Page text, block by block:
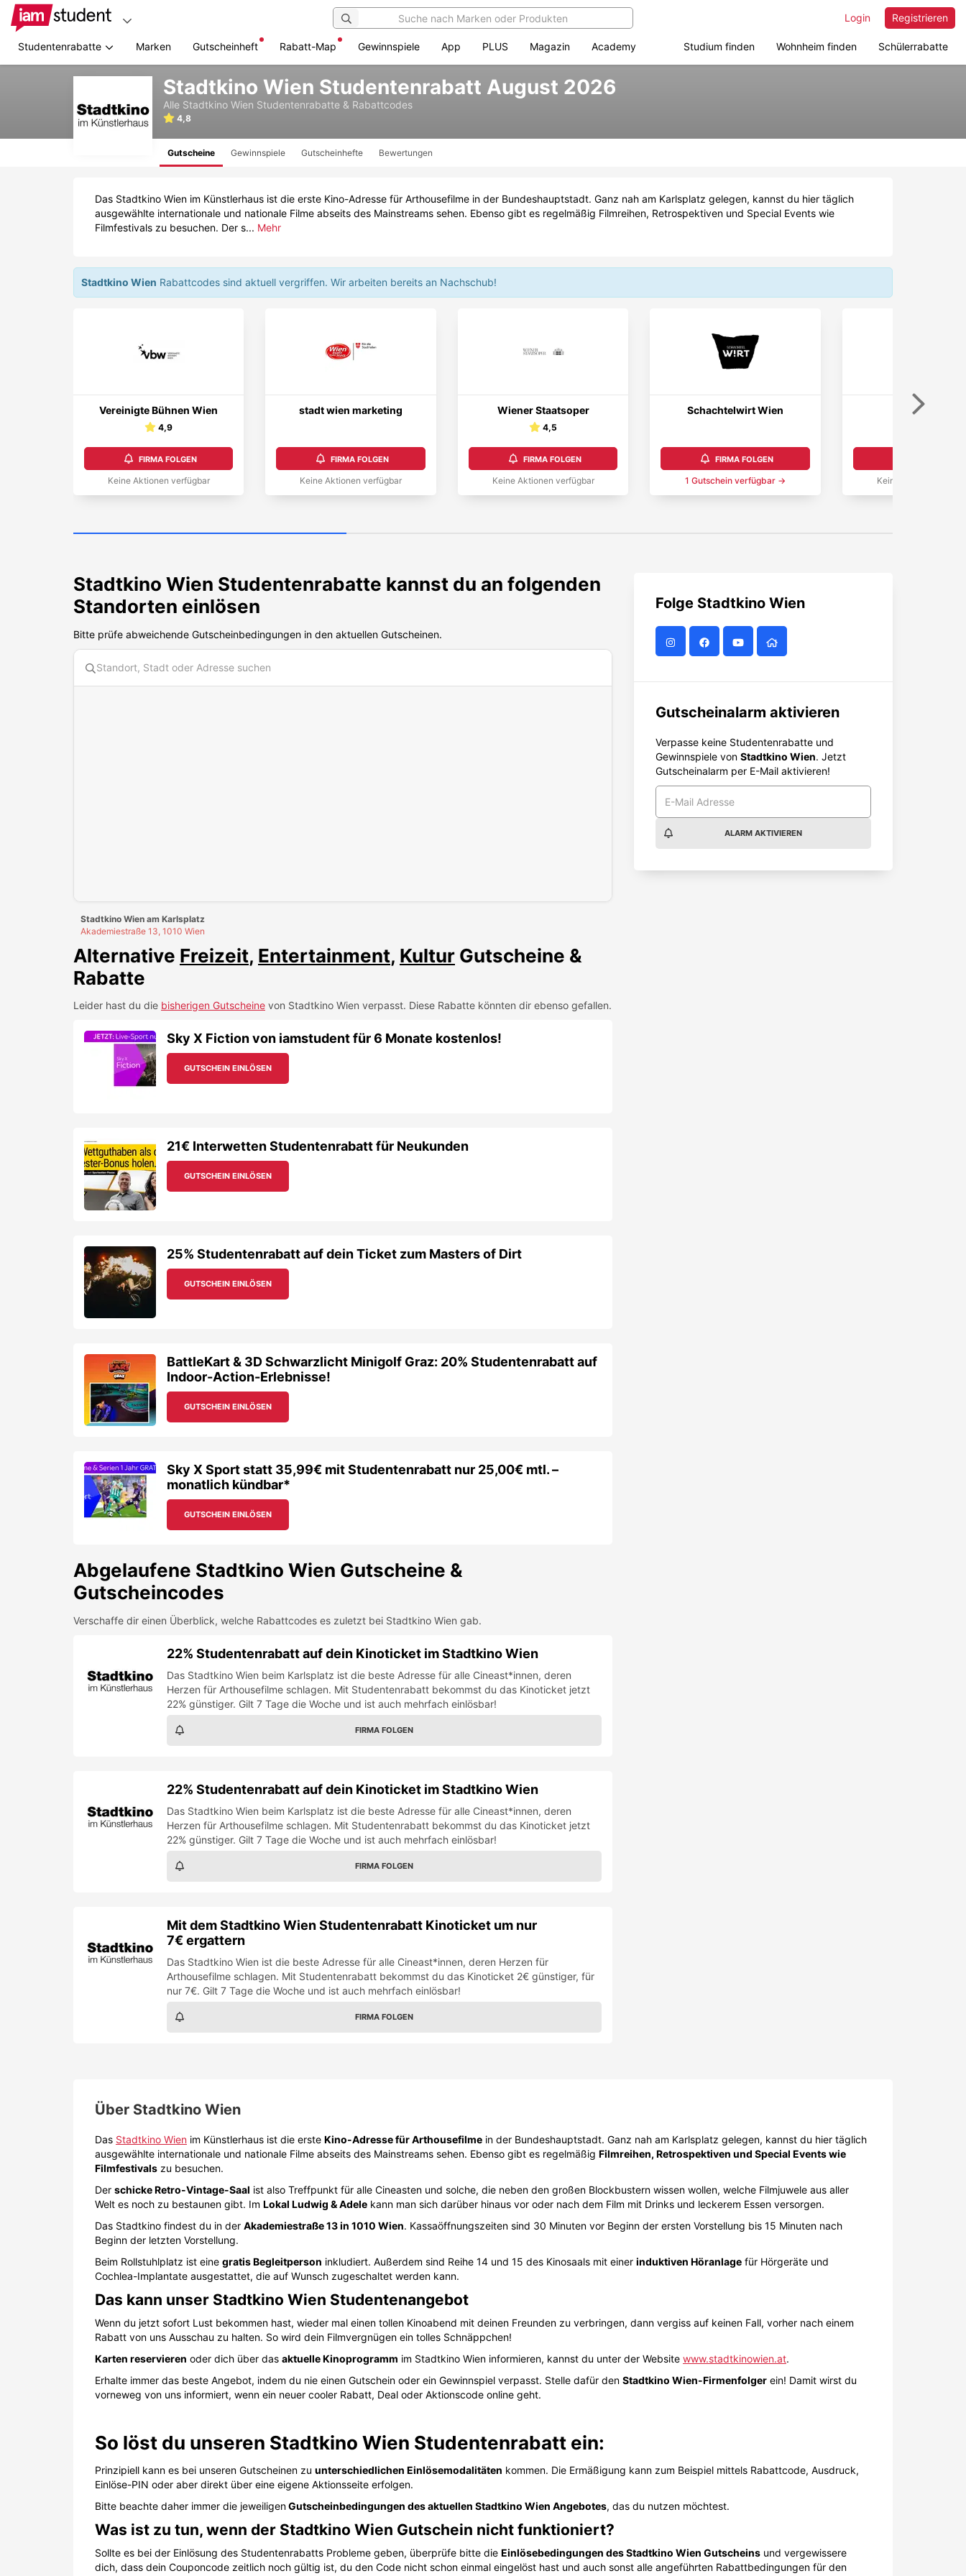
Registrieren
Login
Studentenrabatte Marken Gutscheinheft Rabatt-Map Gewinnspiele App PLUS Magazin Academy Studium finden Wohnheim finden Schülerrabatte
Stadtkino Wien Studentenrabatt August 2026
Alle Stadtkino Wien Studentenrabatte & Rabattcodes
4,8
Gutscheine Gewinnspiele Gutscheinhefte Bewertungen
Das Stadtkino Wien im Künstlerhaus ist die erste Kino-Adresse für Arthousefilme in der Bundeshauptstadt. Ganz nah am Karlsplatz gelegen, kannst du hier täglich
ausgewählte internationale und nationale Filme abseits des Mainstreams sehen. Ebenso gibt es regelmäßig Filmreihen, Retrospektiven und Special Events wie
Filmfestivals zu besuchen. Der s... Mehr
Stadtkino Wien Rabattcodes sind aktuell vergriffen. Wir arbeiten bereits an Nachschub!
Vereinigte Bühnen Wien
4,9
FIRMA FOLGEN
Keine Aktionen verfügbar
stadt wien marketing
FIRMA FOLGEN
Keine Aktionen verfügbar
Wiener Staatsoper
4,5
FIRMA FOLGEN
Keine Aktionen verfügbar
Schachtelwirt Wien
FIRMA FOLGEN
1Gutschein verfügbar →
Wiener Wiesn
Keine Aktionen
Stadtkino Wien Studentenrabatte kannst du an folgenden
Standorten einlösen
Bitte prüfe abweichende Gutscheinbedingungen in den aktuellen Gutscheinen.
Stadtkino Wien am Karlsplatz
Akademiestraße 13, 1010 Wien
Alternative Freizeit, Entertainment, Kultur Gutscheine &
Rabatte
Leider hast du die bisherigen Gutscheine von Stadtkino Wien verpasst. Diese Rabatte könnten dir ebenso gefallen.
Sky X Fiction von iamstudent für 6 Monate kostenlos!
GUTSCHEIN EINLÖSEN
21€ Interwetten Studentenrabatt für Neukunden
GUTSCHEIN EINLÖSEN
25% Studentenrabatt auf dein Ticket zum Masters of Dirt
GUTSCHEIN EINLÖSEN
BattleKart & 3D Schwarzlicht Minigolf Graz: 20% Studentenrabatt auf
Indoor-Action-Erlebnisse!
GUTSCHEIN EINLÖSEN
Sky X Sport statt 35,99€ mit Studentenrabatt nur 25,00€ mtl. –
monatlich kündbar*
GUTSCHEIN EINLÖSEN
Abgelaufene Stadtkino Wien Gutscheine &
Gutscheincodes
Verschaffe dir einen Überblick, welche Rabattcodes es zuletzt bei Stadtkino Wien gab.
22% Studentenrabatt auf dein Kinoticket im Stadtkino Wien
Das Stadtkino Wien beim Karlsplatz ist die beste Adresse für alle Cineast*innen, deren
Herzen für Arthousefilme schlagen. Mit Studentenrabatt bekommst du das Kinoticket jetzt
22% günstiger. Gilt 7 Tage die Woche und ist auch mehrfach einlösbar!
FIRMA FOLGEN
22% Studentenrabatt auf dein Kinoticket im Stadtkino Wien
Das Stadtkino Wien beim Karlsplatz ist die beste Adresse für alle Cineast*innen, deren
Herzen für Arthousefilme schlagen. Mit Studentenrabatt bekommst du das Kinoticket jetzt
22% günstiger. Gilt 7 Tage die Woche und ist auch mehrfach einlösbar!
FIRMA FOLGEN
Mit dem Stadtkino Wien Studentenrabatt Kinoticket um nur
7€ ergattern
Das Stadtkino Wien ist die beste Adresse für alle Cineast*innen, deren Herzen für
Arthousefilme schlagen. Mit Studentenrabatt bekommst du das Kinoticket 2€ günstiger, für
nur 7€. Gilt 7 Tage die Woche und ist auch mehrfach einlösbar!
FIRMA FOLGEN
Folge Stadtkino Wien
Gutscheinalarm aktivieren
Verpasse keine Studentenrabatte und
Gewinnspiele von Stadtkino Wien. Jetzt
Gutscheinalarm per E-Mail aktivieren!
ALARM AKTIVIEREN
Über Stadtkino Wien
Das Stadtkino Wien im Künstlerhaus ist die erste Kino-Adresse für Arthousefilme in der Bundeshauptstadt. Ganz nah am Karlsplatz gelegen, kannst du hier täglich
ausgewählte internationale und nationale Filme abseits des Mainstreams sehen. Ebenso gibt es regelmäßig Filmreihen, Retrospektiven und Special Events wie
Filmfestivals zu besuchen.
Der schicke Retro-Vintage-Saal ist also Treffpunkt für alle Cineasten und solche, die neben den großen Blockbustern wissen wollen, welche Filmjuwele aus aller
Welt es noch zu bestaunen gibt. Im Lokal Ludwig & Adele kann man sich darüber hinaus vor oder nach dem Film mit Drinks und leckerem Essen versorgen.
Das Stadtkino findest du in der Akademiestraße 13 in 1010 Wien. Kassaöffnungszeiten sind 30 Minuten vor Beginn der ersten Vorstellung bis 15 Minuten nach
Beginn der letzten Vorstellung.
Beim Rollstuhlplatz ist eine gratis Begleitperson inkludiert. Außerdem sind Reihe 14 und 15 des Kinosaals mit einer induktiven Höranlage für Hörgeräte und
Cochlea-Implantate ausgestattet, die auf Wunsch zugeschaltet werden kann.
Das kann unser Stadtkino Wien Studentenangebot
Wenn du jetzt sofort Lust bekommen hast, wieder mal einen tollen Kinoabend mit deinen Freunden zu verbringen, dann vergiss auf keinen Fall, vorher nach einem
Rabatt von uns Ausschau zu halten. So wird dein Filmvergnügen ein tolles Schnäppchen!
Karten reservieren oder dich über das aktuelle Kinoprogramm im Stadtkino Wien informieren, kannst du unter der Website www.stadtkinowien.at.
Erhalte immer das beste Angebot, indem du nie einen Gutschein oder ein Gewinnspiel verpasst. Stelle dafür den Stadtkino Wien-Firmenfolger ein! Damit wirst du
vorneweg von uns informiert, wenn ein neuer cooler Rabatt, Deal oder Aktionscode online geht.
So löst du unseren Stadtkino Wien Studentenrabatt ein:
Prinzipiell kann es bei unseren Gutscheinen zu unterschiedlichen Einlösemodalitäten kommen. Die Ermäßigung kann zum Beispiel mittels Rabattcode, Ausdruck,
Einlöse-PIN oder aber direkt über eine eigene Aktionsseite erfolgen.
Bitte beachte daher immer die jeweiligenGutscheinbedingungen des aktuellen Stadtkino Wien Angebotes, das du nutzen möchtest.
Was ist zu tun, wenn der Stadtkino Wien Gutschein nicht funktioniert?
Sollte es bei der Einlösung des Studentenrabatts Probleme geben, überprüfe bitte die Einlösebedingungen des Stadtkino Wien Gutscheins und vergewissere
dich, dass dein Couponcode zeitlich noch gültig ist, du den Code nicht schon einmal eingelöst hast und auch sonst alle angeführten Rabattbedingungen für den